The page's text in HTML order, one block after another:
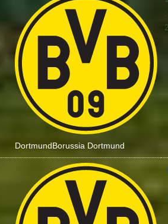
DortmundBorussia Dortmund
:
: